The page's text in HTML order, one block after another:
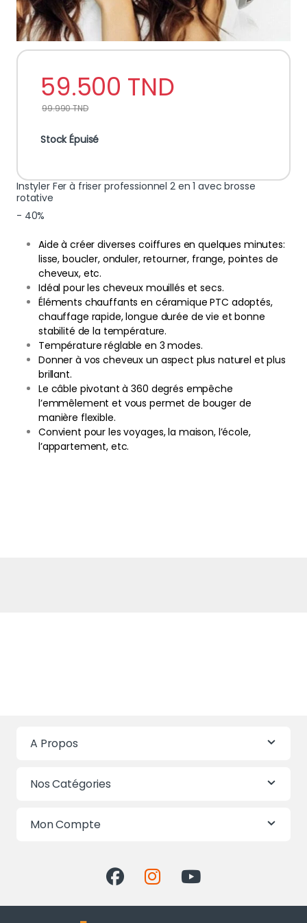
Instyler Fer à friser professionnel 2 en 1 avec brosse
rotative
- 40%
59.500 TND
99.990TND
Stock Épuisé
Aide à créer diverses coiffures en quelques minutes:
lisse, boucler, onduler, retourner, frange, pointes de
cheveux, etc.
Idéal pour les cheveux mouillés et secs.
Éléments chauffants en céramique PTC adoptés,
chauffage rapide, longue durée de vie et bonne
stabilité de la température.
Température réglable en 3 modes.
Donner à vos cheveux un aspect plus naturel et plus
brillant.
Le câble pivotant à 360 degrés empêche
l’emmêlement et vous permet de bouger de
manière flexible.
Convient pour les voyages, la maison, l’école,
l’appartement, etc.
A Propos
Nos Catégories
Mon Compte